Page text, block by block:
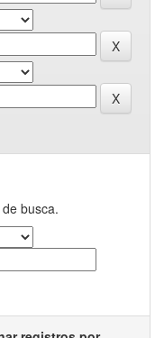
busca.